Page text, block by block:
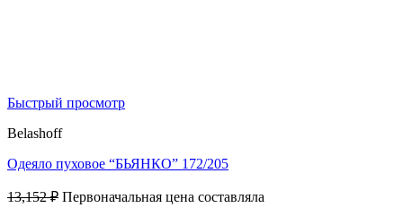
Быстрый просмотр
Belashoff
Одеяло пуховое “БЬЯНКО” 172/205
13,152₽ Первоначальная цена составляла